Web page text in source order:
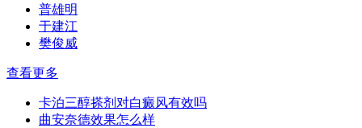
普雄明
于建江
樊俊威
查看更多
卡泊三醇搽剂对白癜风有效吗
曲安奈德效果怎么样